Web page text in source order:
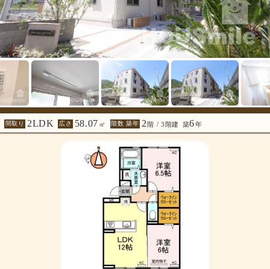
間取り 2LDK 広さ 58.07 ㎡ 階数 築年 2 階 / 3階建 築6年